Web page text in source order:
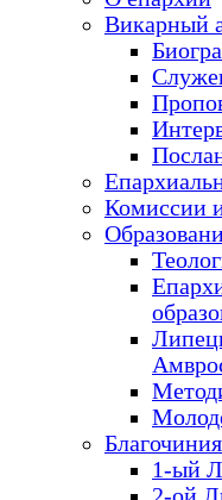
Викарный
Комиссии
Благочиния
1-ый